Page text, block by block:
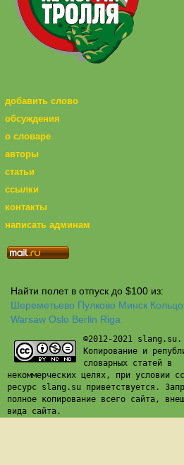
добавить слово
обсуждения
о словаре
авторы
статьи
ссылки
контакты
написать админам
Найти полет в отпуск до $100 из:
Шереметьево Пулково Минск
Warsaw Oslo Berlin Riga
©2012-2021 slang.su.
Копирование и
словарных статей в
некоммерческих целях, при условии
ресурс slang.su приветствуется.
полное копирование всего сайта,
вида сайта.